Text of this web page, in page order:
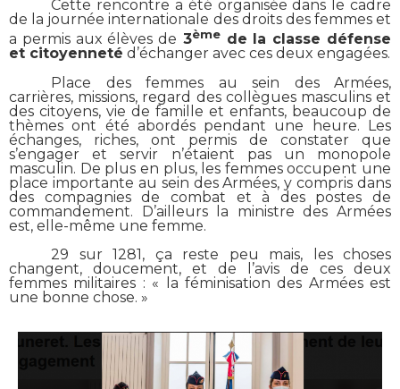
Cette rencontre a été organisée dans le cadre
de la journée internationale des droits des femmes et
a permis aux élèves de 3èmede la classe défense
et citoyenneté d’échanger avec ces deux engagées.
Place des femmes au sein des Armées,
carrières, missions, regard des collègues masculins et
des citoyens, vie de famille et enfants, beaucoup de
thèmes ont été abordés pendant une heure. Les
échanges, riches, ont permis de constater que
s’engager et servir n’étaient pas un monopole
masculin. De plus en plus, les femmes occupent une
place importante au sein des Armées, y compris dans
des compagnies de combat et à des postes de
commandement. D’ailleurs la ministre des Armées
est, elle-même une femme.
29 sur 1281, ça reste peu mais, les choses
changent, doucement, et de l’avis de ces deux
femmes militaires : « la féminisation des Armées est
une bonne chose. »